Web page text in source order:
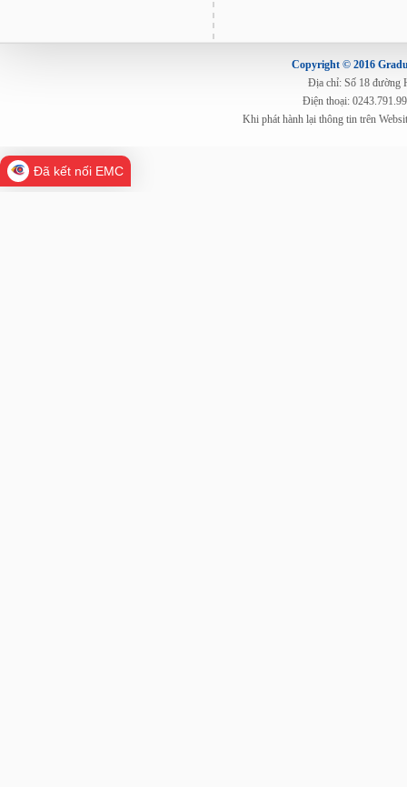
Copyright © 2016
Địa chỉ: Số 18 đường
Điện thoại:
Khi phát hành lại thông tin trên
Đã kết nối EMC